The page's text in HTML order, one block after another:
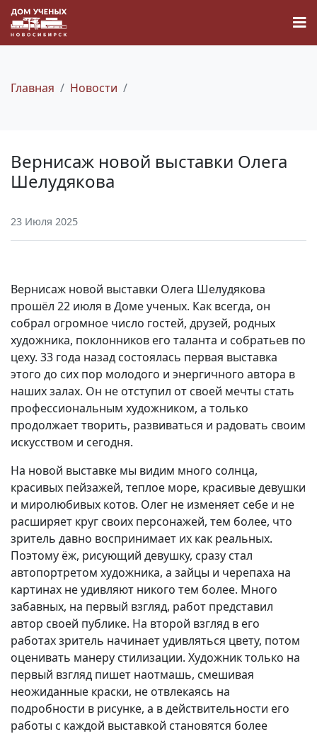
Наука
О Доме учёных
Контакты
Вакансии
Главная Новости
Вернисаж новой выставки Олега
Шелудякова
23 Июля 2025
Вернисаж новой выставки Олега Шелудякова
прошёл 22 июля в Доме ученых. Как всегда, он
собрал огромное число гостей, друзей, родных
художника, поклонников его таланта и собратьев по
цеху. 33 года назад состоялась первая выставка
этого до сих пор молодого и энергичного автора в
наших залах. Он не отступил от своей мечты стать
профессиональным художником, а только
продолжает творить, развиваться и радовать своим
искусством и сегодня.
На новой выставке мы видим много солнца,
красивых пейзажей, теплое море, красивые девушки
и миролюбивых котов. Олег не изменяет себе и не
расширяет круг своих персонажей, тем более, что
зритель давно воспринимает их как реальных.
Поэтому ёж, рисующий девушку, сразу стал
автопортретом художника, а зайцы и черепаха на
картинах не удивляют никого тем более. Много
забавных, на первый взгляд, работ представил
автор своей публике. На второй взгляд в его
работах зритель начинает удивляться цвету, потом
оценивать манеру стилизации. Художник только на
первый взгляд пишет наотмашь, смешивая
неожиданные краски, не отвлекаясь на
подробности в рисунке, а в действительности его
работы с каждой выставкой становятся более